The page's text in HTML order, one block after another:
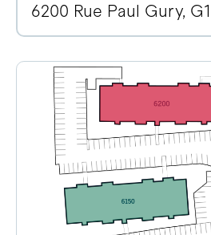
6200 Rue Paul Gury,